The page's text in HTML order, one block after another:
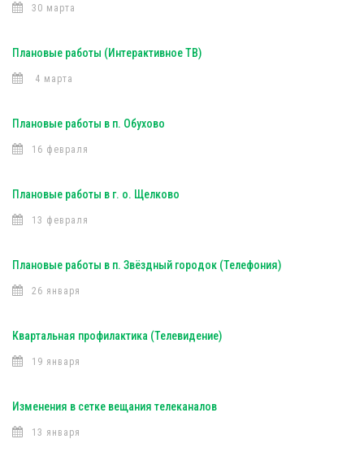
30 марта
Плановые работы (Интерактивное ТВ)
4 марта
Плановые работы в п. Обухово
16 февраля
Плановые работы в г. о. Щелково
13 февраля
Плановые работы в п. Звёздный городок (Телефония)
26 января
Квартальная профилактика (Телевидение)
19 января
Изменения в сетке вещания телеканалов
13 января